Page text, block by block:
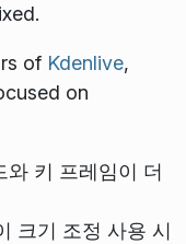
of Kdenlive,
on
와 키 프레임이 더
크기 조정 사용 시